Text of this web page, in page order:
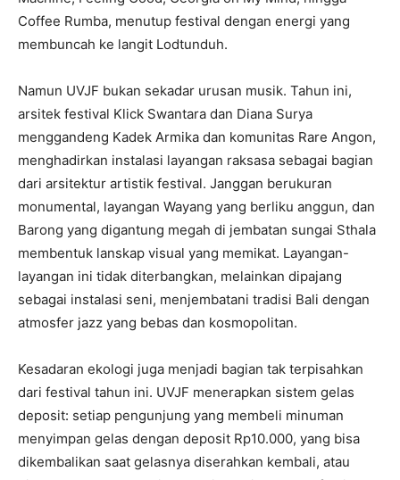
Coffee Rumba, menutup festival dengan energi yang
membuncah ke langit Lodtunduh.
Namun UVJF bukan sekadar urusan musik. Tahun ini,
arsitek festival Klick Swantara dan Diana Surya
menggandeng Kadek Armika dan komunitas Rare Angon,
menghadirkan instalasi layangan raksasa sebagai bagian
dari arsitektur artistik festival. Janggan berukuran
monumental, layangan Wayang yang berliku anggun, dan
Barong yang digantung megah di jembatan sungai Sthala
membentuk lanskap visual yang memikat. Layangan-
layangan ini tidak diterbangkan, melainkan dipajang
sebagai instalasi seni, menjembatani tradisi Bali dengan
atmosfer jazz yang bebas dan kosmopolitan.
Kesadaran ekologi juga menjadi bagian tak terpisahkan
dari festival tahun ini. UVJF menerapkan sistem gelas
deposit: setiap pengunjung yang membeli minuman
menyimpan gelas dengan deposit Rp10.000, yang bisa
dikembalikan saat gelasnya diserahkan kembali, atau